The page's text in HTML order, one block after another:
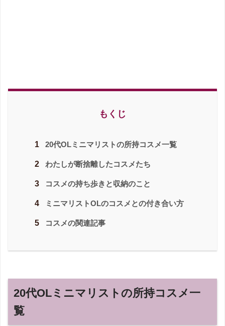
もくじ
1 20代OLミニマリストの所持コスメ一覧
2 わたしが断捨離したコスメたち
3 コスメの持ち歩きと収納のこと
4 ミニマリストOLのコスメとの付き合い方
5 コスメの関連記事
20代OL ミニマリストの所持コスメ一
覧